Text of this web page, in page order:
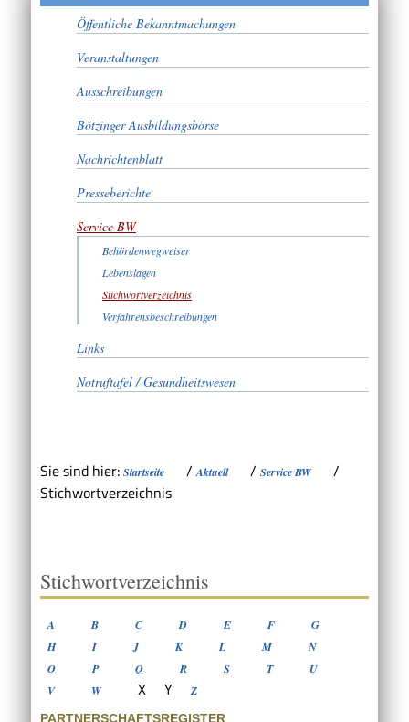
Öffentliche Bekanntmachungen
Veranstaltungen
Ausschreibungen
Bötzinger Ausbildungsbörse
Nachrichtenblatt
Presseberichte
Service BW
Behördenwegweiser
Lebenslagen
Stichwortverzeichnis
Verfahrensbeschreibungen
Links
Notruftafel / Gesundheitswesen
Sie sind hier: Startseite /Aktuell / Service BW
/
Stichwortverzeichnis
Stichwortverzeichnis
A B C D E F
G
H
I J K L M
N
O
P Q R S T
U
V
W X Y Z
PARTNERSCHAFTSREGISTER